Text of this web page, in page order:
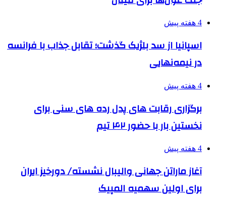
4 هفته پیش
اسپانیا از سد بلژیک گذشت؛ تقابل جذاب با فرانسه
در نیمه‌نهایی
4 هفته پیش
برگزاری رقابت های پدل رده های سنی برای
نخستین بار با حضور ۴۲ تیم
4 هفته پیش
آغاز ماراتن جهانی والیبال نشسته/ دورخیز ایران
برای اولین سهمیه المپیک